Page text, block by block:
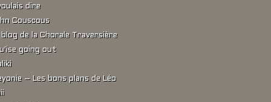
dire
Couscous
blog de la Chorale Traversière
going out
– Les bons plans de Léo